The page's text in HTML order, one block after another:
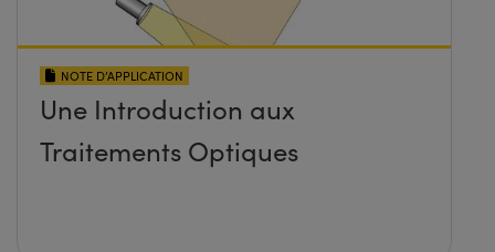
NOTE D’APPLICATION
Une Introduction aux
Traitements Optiques